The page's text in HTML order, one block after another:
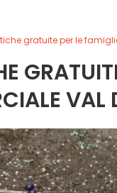
gratuite per le
VAL